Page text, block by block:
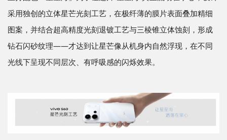
采用独创的立体星芒光刻工艺，在极纤薄的膜片表面叠加精细
图案，并结合超高精度光刻退镀工艺与三棱锥立体蚀刻，形成
钻石闪砂纹理——才达到让星芒像从机身内自然浮现，在不同
光线下呈现不同层次、有呼吸感的闪烁效果。